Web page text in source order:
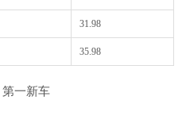
31.98
35.98